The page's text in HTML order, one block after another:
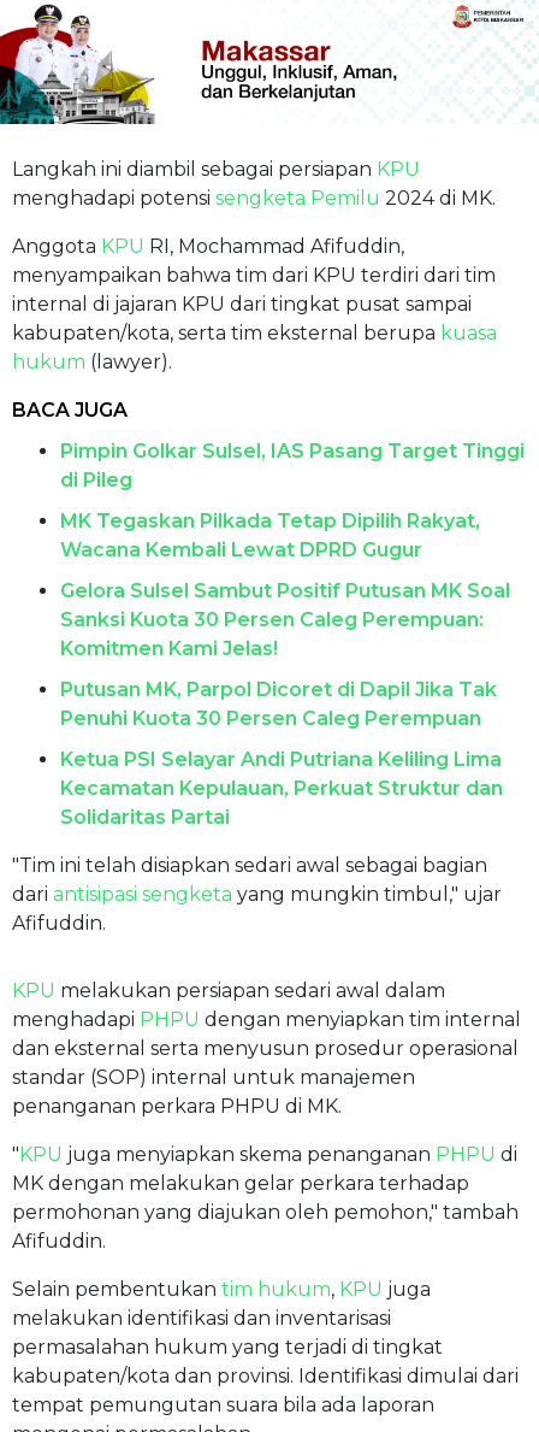
Langkah ini diambil sebagai persiapan KPU
menghadapi potensi sengketa Pemilu 2024 di MK.
Anggota KPU RI, Mochammad Afifuddin,
menyampaikan bahwa tim dari KPU terdiri dari tim
internal di jajaran KPU dari tingkat pusat sampai
kabupaten/kota, serta tim eksternal berupa kuasa
hukum (lawyer).
BACA JUGA
Pimpin Golkar Sulsel, IAS Pasang Target Tinggi
di Pileg
MK Tegaskan Pilkada Tetap Dipilih Rakyat,
Wacana Kembali Lewat DPRD Gugur
Gelora Sulsel Sambut Positif Putusan MK Soal
Sanksi Kuota 30 Persen Caleg Perempuan:
Komitmen Kami Jelas! ​
Putusan MK, Parpol Dicoret di Dapil Jika Tak
Penuhi Kuota 30 Persen Caleg Perempuan
Ketua PSI Selayar Andi Putriana Keliling Lima
Kecamatan Kepulauan, Perkuat Struktur dan
Solidaritas Partai
"Tim ini telah disiapkan sedari awal sebagai bagian
dari antisipasi sengketa yang mungkin timbul," ujar
Afifuddin.
KPU melakukan persiapan sedari awal dalam
menghadapi PHPU dengan menyiapkan tim internal
dan eksternal serta menyusun prosedur operasional
standar (SOP) internal untuk manajemen
penanganan perkara PHPU di MK.
"KPU juga menyiapkan skema penanganan PHPU di
MK dengan melakukan gelar perkara terhadap
permohonan yang diajukan oleh pemohon," tambah
Afifuddin.
Selain pembentukan tim hukum, KPU juga
melakukan identifikasi dan inventarisasi
permasalahan hukum yang terjadi di tingkat
kabupaten/kota dan provinsi. Identifikasi dimulai dari
tempat pemungutan suara bila ada laporan